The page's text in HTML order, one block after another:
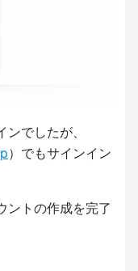
でしたが、
）でもサインイン
ントの作成を完了